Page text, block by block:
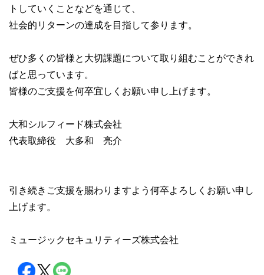
トしていくことなどを通じて、
社会的リターンの達成を目指して参ります。
ぜひ多くの皆様と大切課題について取り組むことができれ
ばと思っています。
皆様のご支援を何卒宜しくお願い申し上げます。
大和シルフィード株式会社
代表取締役 大多和 亮介
引き続きご支援を賜わりますよう何卒よろしくお願い申し
上げます。
ミュージックセキュリティーズ株式会社